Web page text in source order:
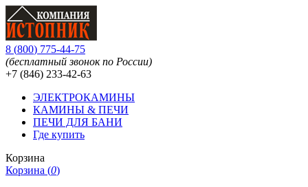
8 (800) 775-44-75
(бесплатный звонок по России)
+7 (846) 233-42-63
ЭЛЕКТРОКАМИНЫ
КАМИНЫ & ПЕЧИ
ПЕЧИ ДЛЯ БАНИ
Где купить
Корзина
Корзина (0)